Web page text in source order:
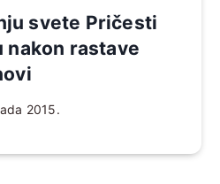
svete Pričesti
nakon rastave
2015.